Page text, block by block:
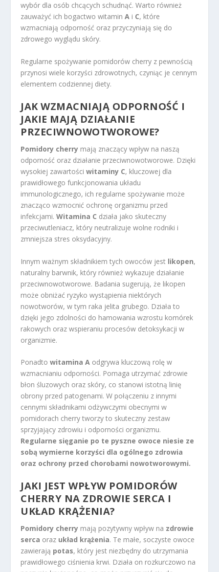
wybór dla osób chcących schudnąć. Warto również
zauważyć ich bogactwo witaminA i C, które
wzmacniają odporność oraz przyczyniają się do
zdrowego wyglądu skóry.
Regularne spożywanie pomidorów cherry z pewnością
przynosi wiele korzyści zdrowotnych, czyniąc je cennym
elementem codziennej diety.
JAK WZMACNIAJĄ ODPORNOŚĆ I
JAKIE MAJĄ DZIAŁANIE
PRZECIWNOWOTWOROWE?
Pomidory cherry mają znaczący wpływ na naszą
odporność oraz działanie przeciwnowotworowe. Dzięki
wysokiej zawartościwitaminy C, kluczowej dla
prawidłowego funkcjonowania układu
immunologicznego, ich regularne spożywanie może
znacząco wzmocnić ochronę organizmu przed
infekcjami.Witamina C działa jako skuteczny
przeciwutleniacz, który neutralizuje wolne rodniki i
zmniejsza stres oksydacyjny.
Innym ważnym składnikiem tych owoców jest likopen,
naturalny barwnik, który również wykazuje działanie
przeciwnowotworowe. Badania sugerują, że likopen
może obniżać ryzyko wystąpienia niektórych
nowotworów, w tym raka jelita grubego. Działa to
dzięki jego zdolności do hamowania wzrostu komórek
rakowych oraz wspieraniu procesów detoksykacji w
organizmie.
Ponadtowitamina A odgrywa kluczową rolę w
wzmacnianiu odporności. Pomaga utrzymać zdrowie
błon śluzowych oraz skóry, co stanowi istotną linię
obrony przed patogenami. W połączeniu z innymi
cennymi składnikami odżywczymi obecnymi w
pomidorach cherry tworzy to skuteczny zestaw
sprzyjający zdrowiu i odporności organizmu.
Regularne sięganie po te pyszne owoce niesie ze
sobą wymierne korzyści dla ogólnego zdrowia
oraz ochrony przed chorobami nowotworowymi.
JAKI JEST WPŁYW POMIDORÓW
CHERRY NA ZDROWIE SERCA I
UKŁAD KRĄŻENIA?
Pomidory cherry mają pozytywny wpływ na zdrowie
serca oraz układ krążenia. Te małe, soczyste owoce
zawierają potas, który jest niezbędny do utrzymania
prawidłowego ciśnienia krwi. Działa on rozkurczowo na